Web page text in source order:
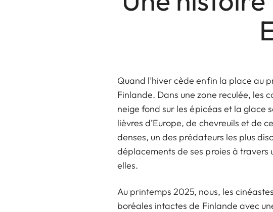
Quand l’hiver cède enfin la place au
Finlande. Dans une zone reculée, les
neige fond sur les épicéas et la glace
lièvres d’Europe, de chevreuils et de
denses, un des prédateurs les plus
déplacements de ses proies à
elles.
Au printemps 2025, nous, les
boréales intactes de Finlande avec